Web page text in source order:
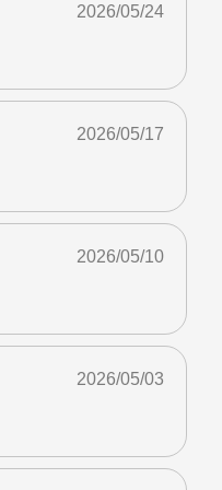
2026/05/24
2026/05/17
2026/05/10
2026/05/03